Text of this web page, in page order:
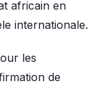
africain en
internationale.
les
de